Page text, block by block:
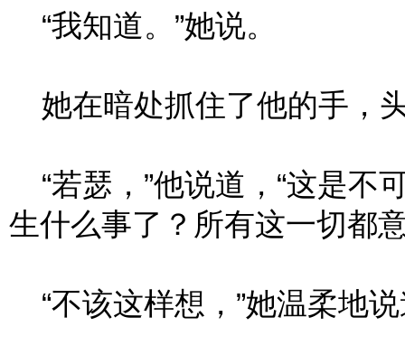
“我知道。”她说。
她在暗处抓住了他的手，
“若瑟，”他说道，“这是
生什么事了？所有这一切都
“不该这样想，”她温柔地说